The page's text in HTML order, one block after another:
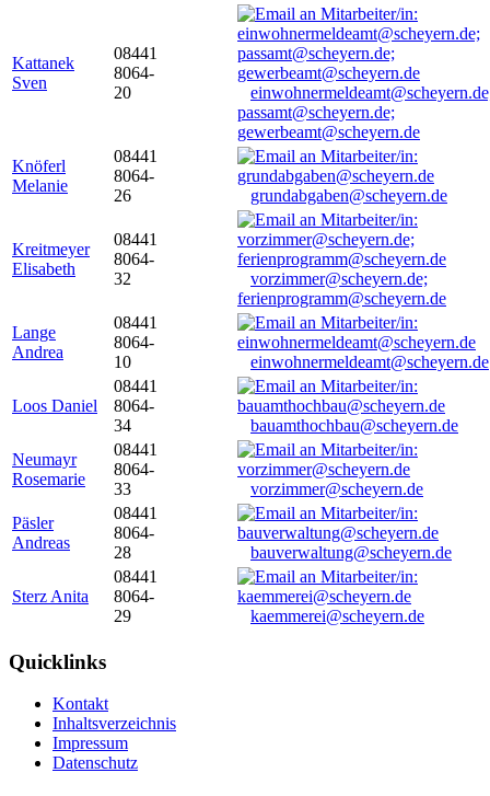
Kattanek
Sven
08441
8064-
20
passamt@scheyern.de;
gewerbeamt@scheyern.de
Knöferl
Melanie
08441
8064-
26
grundabgaben@scheyern.de
Kreitmeyer
Elisabeth
08441
8064-
32
vorzimmer@scheyern.de;
ferienprogramm@scheyern.de
Lange
Andrea
08441
8064-
10
einwohnermeldeamt@scheyern.de
Loos Daniel
08441
8064-
34
bauamthochbau@scheyern.de
Neumayr
Rosemarie
08441
8064-
33
vorzimmer@scheyern.de
Päsler
Andreas
08441
8064-
28
bauverwaltung@scheyern.de
Sterz Anita
08441
8064-
29
kaemmerei@scheyern.de
Quicklinks
Kontakt
Inhaltsverzeichnis
Impressum
Datenschutz